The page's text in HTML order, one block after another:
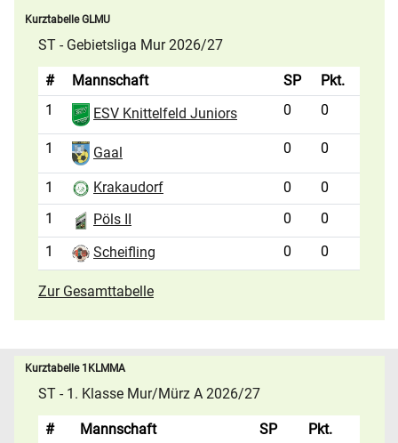
Kurztabelle GLMU
ST - Gebietsliga Mur 2026/27
# Mannschaft SP
Pkt.
1
ESV Knittelfeld Juniors 0 0
1 Gaal 0 0
1 Krakaudorf 0
0
1
Pöls II 0
0
1
Scheifling 0 0
Zur Gesamttabelle
Kurztabelle 1KLMMA
ST - 1. Klasse Mur/Mürz A 2026/27
# Mannschaft SP
Pkt.